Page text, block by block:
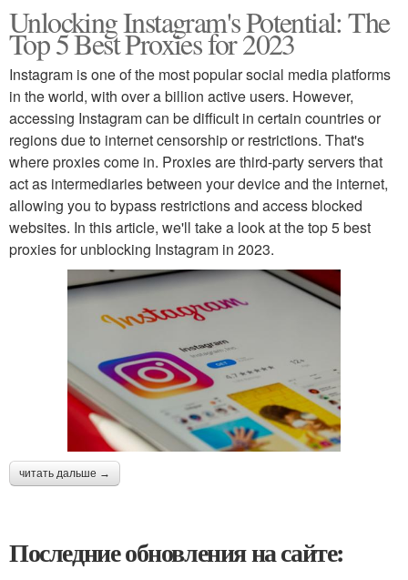
Unlocking Instagram's Potential: The
Top 5 Best Proxies for 2023
Instagram is one of the most popular social media platforms
in the world, with over a billion active users. However,
accessing Instagram can be difficult in certain countries or
regions due to internet censorship or restrictions. That's
where proxies come in. Proxies are third-party servers that
act as intermediaries between your device and the internet,
allowing you to bypass restrictions and access blocked
websites. In this article, we'll take a look at the top 5 best
proxies for unblocking Instagram in 2023.
читать дальше →
Последние обновления на сайте: